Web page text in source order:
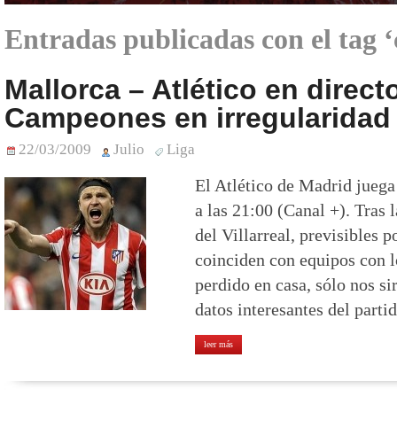
Entradas publicadas con el tag
Mallorca – Atlético en
Campeones en irregularidad
22/03/2009 Julio Liga
El Atlético de Madrid
a las 21:00 (Canal +).
del Villarreal, previsibles
coinciden con equipos con
perdido en casa, sólo nos
datos interesantes del
leer más